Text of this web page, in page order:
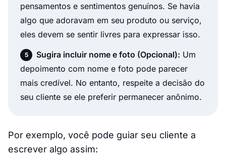
pensamentos e sentimentos genuínos. Se havia
algo que adoravam em seu produto ou serviço,
eles devem se sentir livres para expressar isso.
Sugira incluir nome e foto (Opcional): Um
depoimento com nome e foto pode parecer
mais credível. No entanto, respeite a decisão do
seu cliente se ele preferir permanecer anônimo.
Por exemplo, você pode guiar seu cliente a
escrever algo assim: